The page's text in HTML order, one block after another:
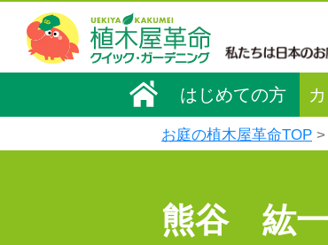
はじめての方
お庭の植木屋革命TOP
熊谷 紘